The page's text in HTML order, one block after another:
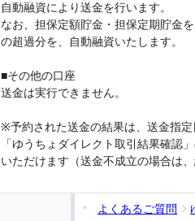
自動融資により送金を行います。
なお、担保定額貯金・担保定期貯金
の超過分を、自動融資いたします。
■その他の口座
送金は実行できません。
※予約された送金の結果は、送金指定
「ゆうちょダイレクト取引結果確認
いただけます（送金不成立の場合は
よくあるご質問